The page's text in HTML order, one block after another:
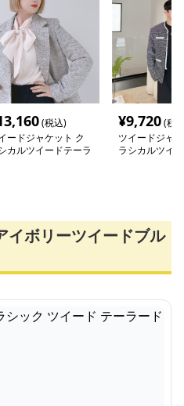
(税込)
ードジャケット ク
カルツイードテーラ
¥9,720(税
ツイードジャ
ラシカルツイ
イボリーツイードブル